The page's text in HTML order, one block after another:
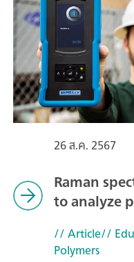
26 ส.ค. 2567
Raman
to analyze
// Article//
Polymers